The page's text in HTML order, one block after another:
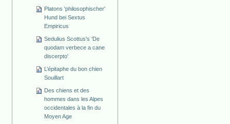
Platons 'philosophischer'
Hund bei Sextus
Empiricus
Sedulius Scottus's 'De
quodam verbece a cane
discerpto'
L’épitaphe du bon chien
Souillart
Des chiens et des
hommes dans les Alpes
occidentales à la fin du
Moyen Age